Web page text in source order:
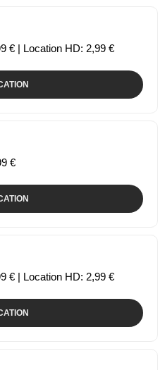
€ | Location HD: 2,99 €
€
€ | Location HD: 2,99 €